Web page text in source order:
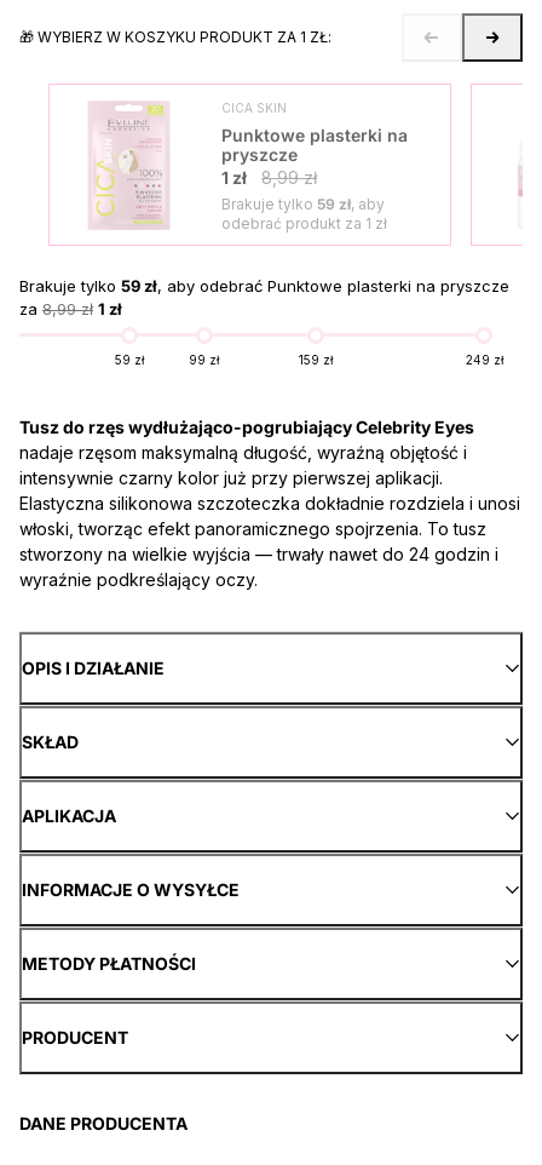
🎁 WYBIERZ W KOSZYKU PRODUKT ZA 1 ZŁ:
CICA SKIN
Punktowe plasterki na
pryszcze
1 zł
8,99 zł
Brakuje tylko 59 zł, aby
odebrać produkt za 1 zł
Brakuje tylko 59 zł, aby odebrać Punktowe plasterki na pryszcze
za 8,99 zł 1 zł
59 zł 99 zł 159 zł 249 zł
Tusz do rzęs wydłużająco-pogrubiający Celebrity Eyes
nadaje rzęsom maksymalną długość, wyraźną objętość i
intensywnie czarny kolor już przy pierwszej aplikacji.
Elastyczna silikonowa szczoteczka dokładnie rozdziela i unosi
włoski, tworząc efekt panoramicznego spojrzenia. To tusz
stworzony na wielkie wyjścia — trwały nawet do 24 godzin i
wyraźnie podkreślający oczy.
OPIS I DZIAŁANIE
SKŁAD
APLIKACJA
INFORMACJE O WYSYŁCE
METODY PŁATNOŚCI
PRODUCENT
DANE PRODUCENTA